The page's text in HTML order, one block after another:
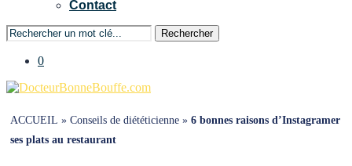
Contact
Rechercher
0
ACCUEIL » Conseils de diététicienne » 6 bonnes raisons d’Instagramer
ses plats au restaurant